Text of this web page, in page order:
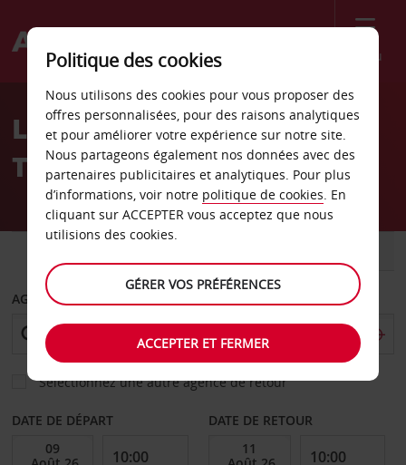
Menu
Welcome
AvisLocation de voiture
Traunstein
AGENCE DE DÉPART
Sélectionnez une autre agence de retour
DATE DE DÉPART DATE DE RETOUR
Politique des cookies
Nous utilisons des cookies pour vous proposer des
offres personnalisées, pour des raisons analytiques
et pour améliorer votre expérience sur notre site.
Nous partageons également nos données avec des
partenaires publicitaires et analytiques. Pour plus
d’informations, voir notre politique de cookies. En
cliquant sur ACCEPTER vous acceptez que nous
utilisions des cookies.
GÉRER VOS PRÉFÉRENCES
ACCEPTER ET FERMER